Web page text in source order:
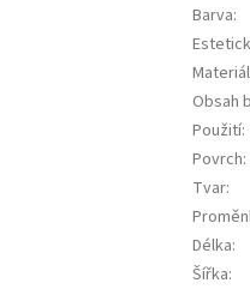
Barva:
Materiál
Obsah
Použití:
Povrch:
Tvar:
Délka:
Šířka: